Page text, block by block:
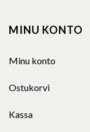
MINU KONTO
Minu konto
Ostukorvi
Kassa